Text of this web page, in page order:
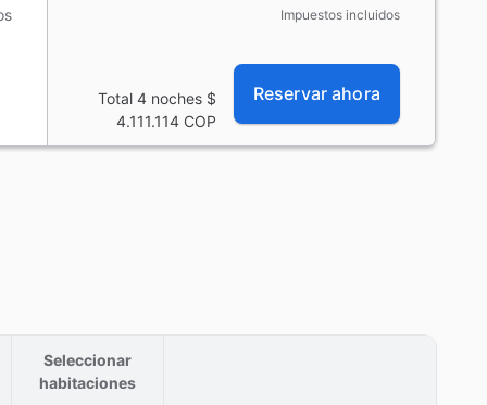
Impuestos incluidos
Total 4 noches $
4.111.114COP
Reservar ahora
Seleccionar
habitaciones